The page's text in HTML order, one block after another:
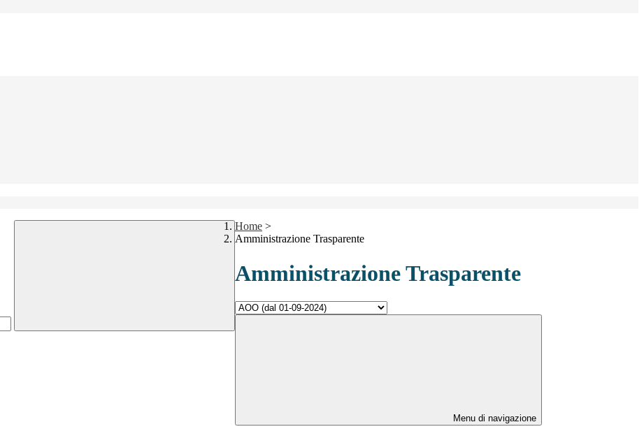
Home >
Amministrazione Trasparente
Amministrazione Trasparente
Menu di navigazione